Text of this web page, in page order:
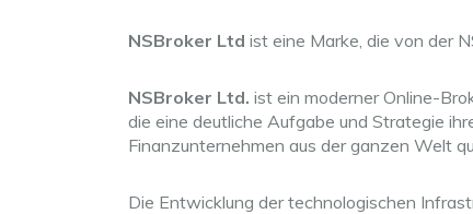
NSBroker Ltd ist eine Marke, die von der
NSBroker Ltd. ist ein moderner Online-
die eine deutliche Aufgabe und Strategie
Finanzunternehmen aus der ganzen Welt
Die Entwicklung der technologischen